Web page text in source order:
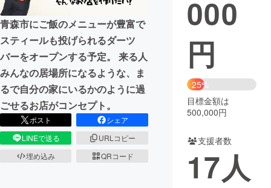
映像・映画 書籍・雑誌
ビジネス・起業
まちづくり・地域活性化
CAMPFIRE for Social Good
CAMPFIREふるさと納税
コミュニティ
青森市にご飯のメニューが豊富で
スティールも投げられるダーツ
バーをオープンする予定。 来る人
みんなの居場所になるような、ま
るで自分の家にいるかのように過
ごせるお店がコンセプト。
ポスト
シェア
LINEで送る
URLコピー
埋め込み
QRコード
000
円
25%
目標金額は
500,000円
支援者数
17人